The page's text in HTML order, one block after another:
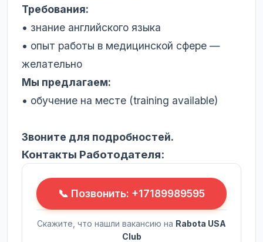
Требования:
• знание английского языка
• опыт работы в медицинской сфере —
желательно
Мы предлагаем:
• обучение на месте (training available)
Звоните для подробностей.
Контакты Работодателя:
📞 Позвонить: +17189989595
Скажите, что нашли вакансию на Rabota USA
Club